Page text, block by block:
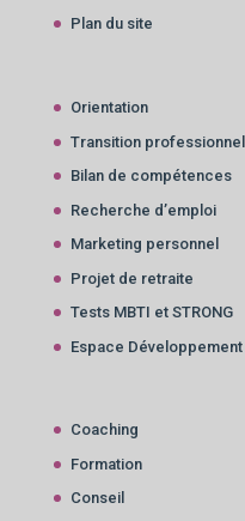
Plan du site
Orientation
Transition
Bilan de compétences
Recherche d’emploi
Marketing personnel
Projet de retraite
Tests MBTI et STRONG
Espace
Coaching
Formation
Conseil